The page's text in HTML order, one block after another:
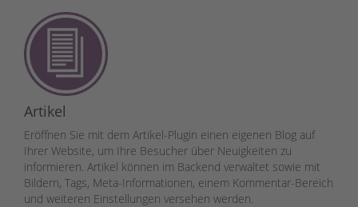
Artikel
Eröffnen Sie mit dem Artikel-Plugin einen eigenen Blog auf
Ihrer Website, um Ihre Besucher über Neuigkeiten zu
informieren. Artikel können im Backend verwaltet sowie mit
Bildern, Tags, Meta-Informationen, einem Kommentar-Bereich
und weiteren Einstellungen versehen werden.